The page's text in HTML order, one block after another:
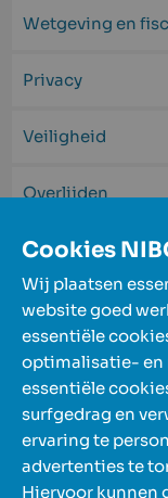
Wetgeving en
Privacy
Veiligheid
Overlijden
Begrippen
Onze
Over NIBC
Help en
Cookies
Wij plaatsen
website goed
essentiële
optimalisatie- en
essentiële
surfgedrag en
ervaring te
advertenties te
Hiervoor kunnen